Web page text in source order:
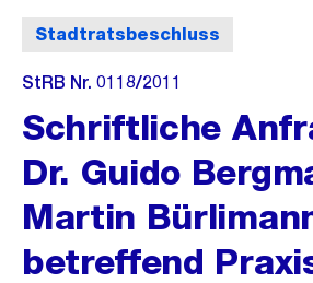
Stadtratsbeschluss
StRB Nr. 0118/2011
Schriftliche
Dr. Guido
Martin
betreffend